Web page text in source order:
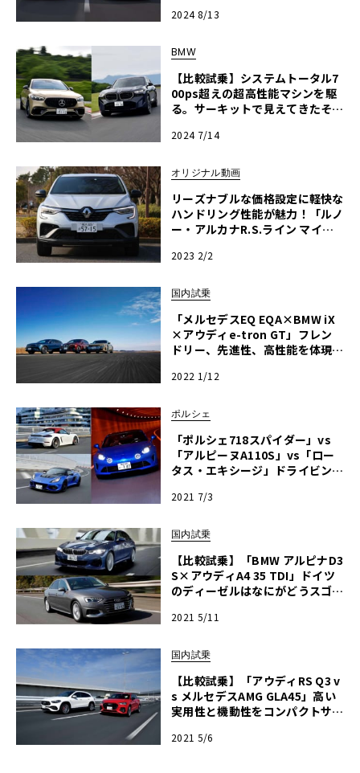
クプラスクーペ」
2024 8/13
BMW
【比較試乗】システムトータル7
00ps超えの超高性能マシンを駆
る。サーキットで見えてきたそれ
S 63 Eパフォーマンス vs BMW X
2024 7/14
オリジナル動画
リーズナブルな価格設定に軽快な
ハンドリング性能が魅力！「ルノ
ー・アルカナR.S.ライン マイル
インプレッション
2023 2/2
国内試乗
「メルセデスEQ EQA×BMW iX
×アウディe-tron GT」フレン
ドリー、先進性、高性能を体現す
デス・ベンツ×BMW×アウディ
2022 1/12
ポルシェ
「ポルシェ718スパイダー」vs
「アルピーヌA110S」vs「ロー
タス・エキシージ」ドライビング
アスポーツは？【輸入車100のQ
2021 7/3
国内試乗
【比較試乗】「BMW アルピナD3
S×アウディA4 35 TDI」ドイツ
のディーゼルはなにがどうスゴい
2021 5/11
国内試乗
【比較試乗】「アウディRS Q3 v
s メルセデスAMG GLA45」高い
実用性と機動性をコンパクトサイ
SUV
2021 5/6